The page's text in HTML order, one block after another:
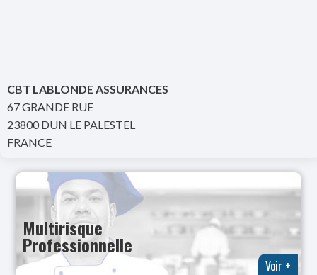
CBT LABLONDE ASSURANCES
67 GRANDE RUE
23800 DUN LE PALESTEL
FRANCE
Multirisque
Professionnelle
Voir +